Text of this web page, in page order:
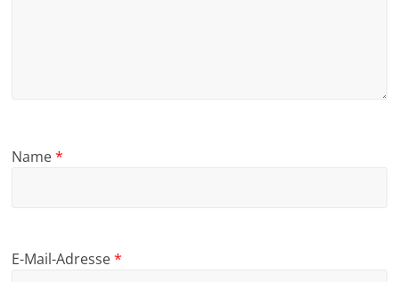
Name*
E-Mail-Adresse*